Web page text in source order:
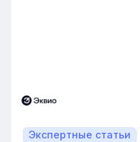
также на критерии
В этой статье
как эти изменения
обучение в
на основе интервью
Эквио Леонида
Экспертные статьи